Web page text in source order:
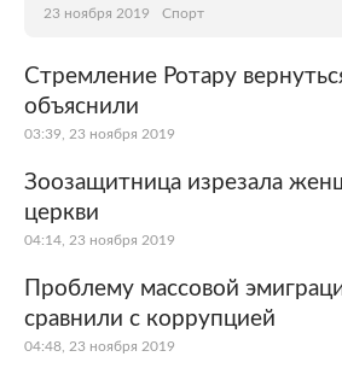
23 ноября 2019 Спорт
Стремление Ротару
объяснили
03:39, 23 ноября 2019
Зоозащитница изрезала
церкви
04:14, 23 ноября 2019
Проблему массовой
сравнили с коррупцией
04:48, 23 ноября 2019